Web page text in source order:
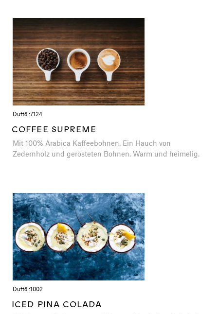
Duftöl:7124
COFFEE SUPREME
Mit 100% Arabica Kaffeebohnen. Ein Hauch von
Zedernholz und gerösteten Bohnen. Warm und heimelig.
Duftöl:1002
ICED PINA COLADA